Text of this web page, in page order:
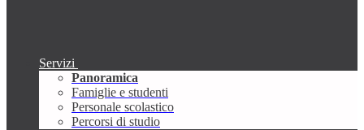
Servizi
Panoramica
Famiglie e studenti
Personale scolastico
Percorsi di studio